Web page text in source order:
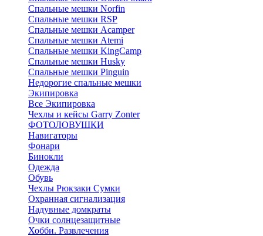
Спальные мешки Norfin
Спальные мешки RSP
Спальные мешки Acamper
Спальные мешки Atemi
Спальные мешки KingCamp
Спальные мешки Husky
Спальные мешки Pinguin
Недорогие спальные мешки
Экипировка
Все Экипировка
Чехлы и кейсы Garry Zonter
ФОТОЛОВУШКИ
Навигаторы
Фонари
Бинокли
Одежда
Обувь
Чехлы Рюкзаки Сумки
Охранная сигнализация
Надувные домкраты
Очки солнцезащитные
Хобби. Развлечения